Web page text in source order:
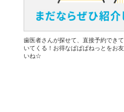
歯医者さんが探せて、直接予約でき
いてくる！お得なぱぱぱねっとをお
いね☆